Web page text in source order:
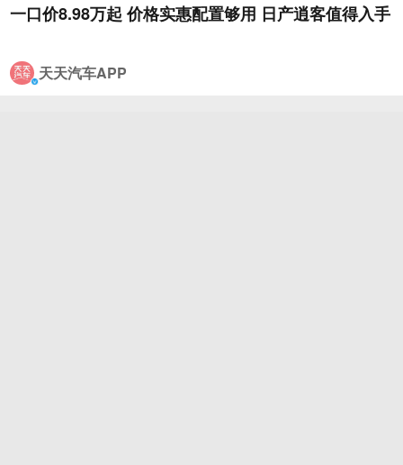
一口价8.98万起 价格实惠配置够用 日产逍客值得入手
天天汽车APP